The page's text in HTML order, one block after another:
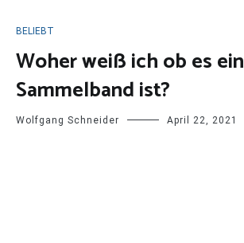
BELIEBT
Woher weiß ich ob es ein
Sammelband ist?
Wolfgang Schneider April 22, 2021